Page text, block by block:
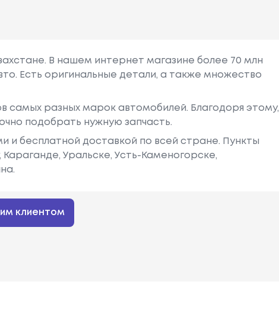
В нашем интернет магазине более 70 млн
Есть оригинальные детали, а также множество
разных марок автомобилей. Благодоря этому,
подобрать нужную запчасть.
бесплатной доставкой по всей стране. Пункты
Уральске, Усть-Каменогорске,
клиентом